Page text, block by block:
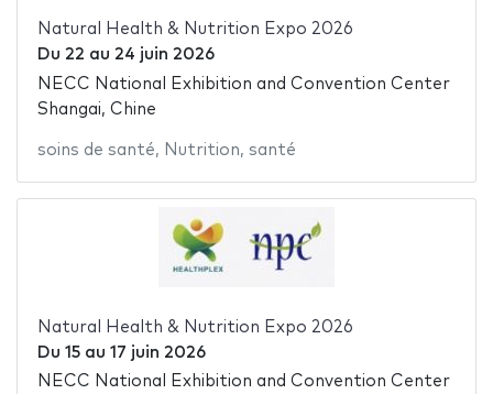
Natural Health & Nutrition Expo 2026
Du 22 au 24 juin 2026
NECC National Exhibition and Convention Center
Shangai, Chine
soins de santé, Nutrition, santé
Natural Health & Nutrition Expo 2026
Du 15au 17 juin 2026
NECC National Exhibition and Convention Center